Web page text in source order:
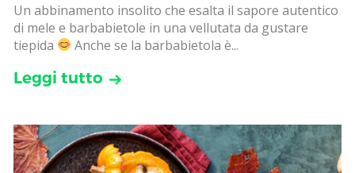
Un abbinamento insolito che esalta il sapore autentico
di mele e barbabietole in una vellutata da gustare
tiepida
Anche se la barbabietola è...
Leggi tutto